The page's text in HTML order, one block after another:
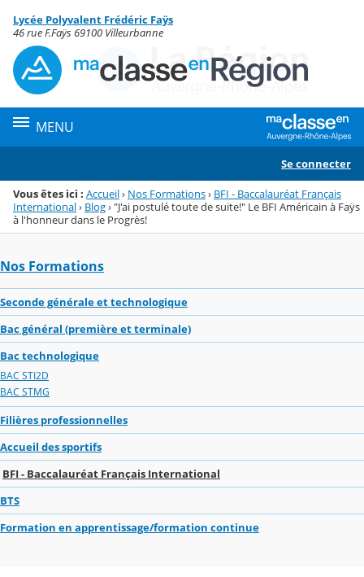
Menu de la rubrique
Contenu
Lycée Polyvalent Frédéric Faÿs
46 rue F.Faÿs 69100 Villeurbanne
MENU
Se connecter
Vous êtes ici : Accueil› Nos Formations› BFI - Baccalauréat Français
International› Blog›"J'ai postulé toute de suite!" Le BFI Américain à Faÿs
à l'honneur dans le Progrès!
Nos Formations
Seconde générale et technologique
Bac général (première et terminale)
Bac technologique
BAC STI2D
BAC STMG
Filières professionnelles
Accueil des sportifs
BFI - Baccalauréat Français International
BTS
Formation en apprentissage/formation continue